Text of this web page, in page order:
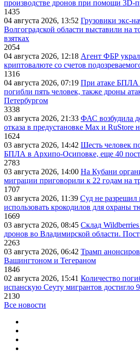
производстве дронов при помощи
1435
04 августа 2026, 13:52 Грузовики экс-
Волгоградской области выставили на
взятках
2054
04 августа 2026, 12:18 Агент ФБР
криптовалюте со счетов
1316
04 августа 2026, 07:19 При атаке БПЛА
погибли пять человек, также дроны
Петербургом
3338
03 августа 2026, 21:33 ФАС возбудила
отказа в предустановке Max и RuStore
1624
03 августа 2026, 14:42 Шесть человек
БПЛА в Архипо-Осиповке, еще 40
2783
03 августа 2026, 14:00 На Кубани
миграции приговорили к 22 годам на
1707
03 августа 2026, 11:39 Суд не разрешил
использовать крокодилов для охраны
1669
03 августа 2026, 08:45 Склад Wildberries
дронов во Владимирской области.
2263
03 августа 2026, 06:42 Трамп
Вашингтоном и Тегераном
1846
02 августа 2026, 15:41 Количество
испанскую Сеуту мигрантов достигло
2130
Все новости